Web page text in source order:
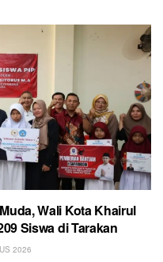
Wali Kota Khairul
Siswa di Tarakan
2026